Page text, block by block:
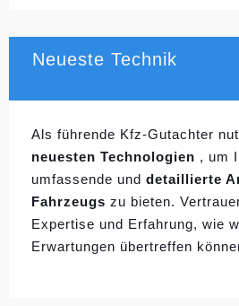
Neueste Technik
Als führende Kfz-Gutachter
neuesten Technologien , um
umfassende und detaillierte
Fahrzeugs zu bieten.
Expertise und Erfahrung, wie
Erwartungen übertreffen